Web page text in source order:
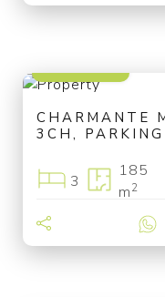
CHARMANTE
3CH,
3
185
m2